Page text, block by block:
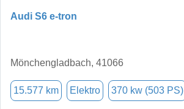
Audi S6 e-tron
Mönchengladbach, 41066
15.577 km Elektro 370 kw (503 PS)